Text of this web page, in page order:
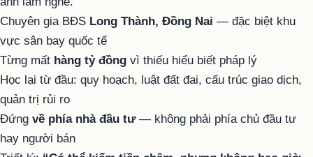
Chuyên gia BĐS Long Thành, Đồng Nai — đặc biệt khu
vực sân bay quốc tế
Từng mất hàng tỷ đồng vì thiếu hiểu biết pháp lý
Học lại từ đầu: quy hoạch, luật đất đai, cấu trúc giao dịch,
quản trị rủi ro
Đứng về phía nhà đầu tư— không phải phía chủ đầu tư
hay người bán